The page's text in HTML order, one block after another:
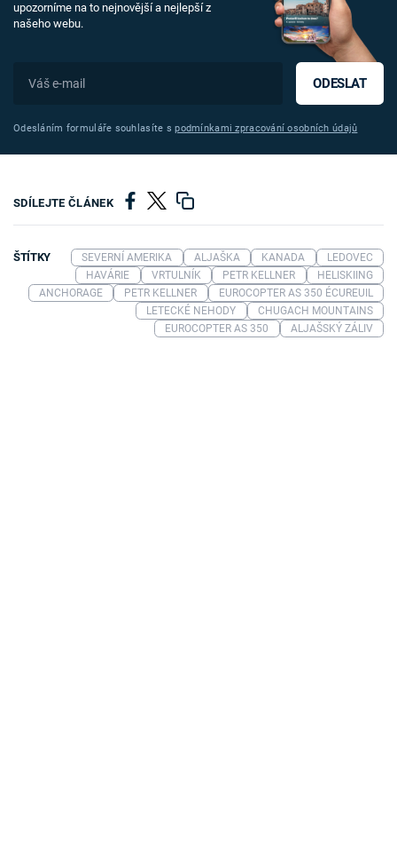
upozorníme na to nejnovější a nejlepší z
našeho webu.
ODESLAT
Odesláním formuláře souhlasíte spodmínkami zpracování osobních údajů
SDÍLEJTE ČLÁNEK
ŠTÍTKY SEVERNÍ AMERIKA ALJAŠKA KANADA
LEDOVEC
HAVÁRIE
VRTULNÍK PETR KELLNER
HELISKIING
ANCHORAGE
PETR KELLNER
EUROCOPTER AS 350 ÉCUREUIL
LETECKÉ NEHODY
CHUGACH MOUNTAINS
EUROCOPTER AS 350
ALJAŠSKÝ ZÁLIV